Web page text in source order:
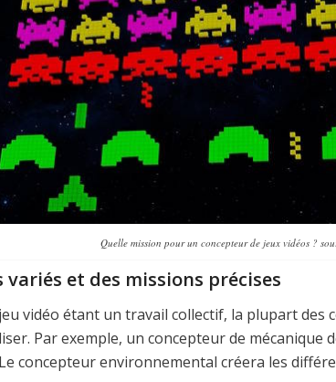
Quelle mission pour un concepteur de jeux vidéos ?
et des missions précises
vidéo étant un travail collectif, la plupart
Par exemple, un concepteur de mécanique
concepteur environnemental créera les